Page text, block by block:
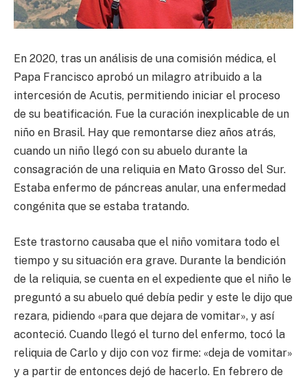
En 2020, tras un análisis de una comisión médica, el
Papa Francisco aprobó un milagro atribuido a la
intercesión de Acutis, permitiendo iniciar el proceso
de su beatificación. Fue la curación inexplicable de un
niño en Brasil. Hay que remontarse diez años atrás,
cuando un niño llegó con su abuelo durante la
consagración de una reliquia en Mato Grosso del Sur.
Estaba enfermo de páncreas anular, una enfermedad
congénita que se estaba tratando.
Este trastorno causaba que el niño vomitara todo el
tiempo y su situación era grave. Durante la bendición
de la reliquia, se cuenta en el expediente que el niño le
preguntó a su abuelo qué debía pedir y este le dijo que
rezara, pidiendo «para que dejara de vomitar», y así
aconteció. Cuando llegó el turno del enfermo, tocó la
reliquia de Carlo y dijo con voz firme: «deja de vomitar»
y a partir de entonces dejó de hacerlo. En febrero de